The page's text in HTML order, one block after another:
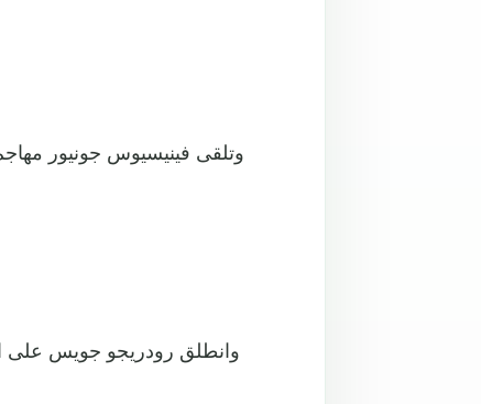
وتلقى فينيسيوس جونيور
وانطلق رودريجو جويس على